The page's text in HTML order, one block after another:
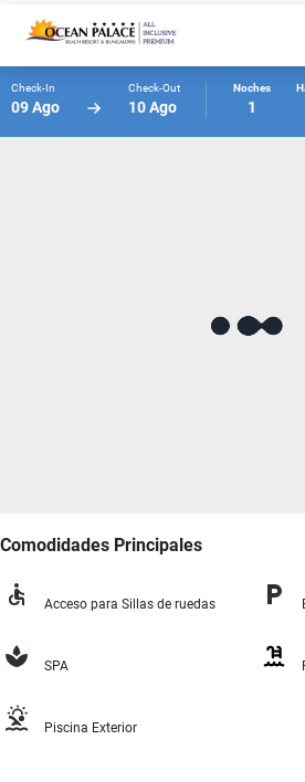
Check-In
09 Ago
Check-Out
10 Ago
Noches
1
Comodidades Principales
Acceso para Sillas de ruedas
SPA
Piscina Exterior